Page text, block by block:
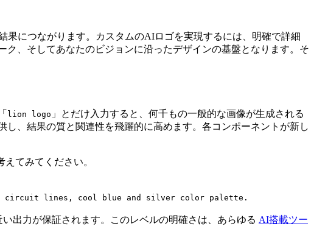
につながります。カスタムのAIロゴを実現するには、明確で詳細
、そしてあなたのビジョンに沿ったデザインの基盤となります。そ
lion logo 」とだけ入力すると、何千もの一般的な画像が生成される
、結果の質と関連性を飛躍的に高めます。各コンポーネントが新し
てみてください。
circuit lines, cool blue and silver color palette.
出力が保証されます。このレベルの明確さは、あらゆる AI搭載ツー